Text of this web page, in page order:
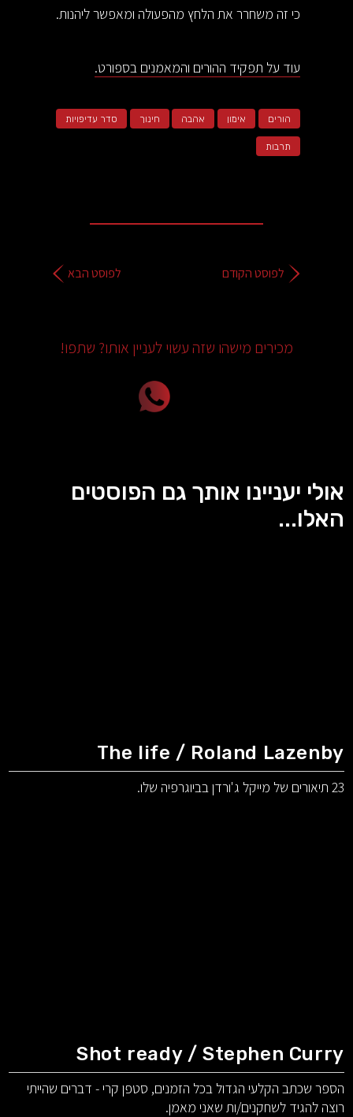
כי זה משחרר את הלחץ מהפעולה ומאפשר ליהנות.
עוד על תפקיד ההורים והמאמנים בספורט.
הורים אימון אהבה חינוך סדר עדיפויות
תרבות
לפוסט הקודם לפוסט הבא
מכירים מישהו שזה עשוי לעניין אותו? שתפו!
אולי יעניינו אותך גם הפוסטים
האלו...
The life / Roland Lazenby
23 תיאורים של מייקל ג'ורדן בביוגרפיה שלו.
Shot ready / Stephen Curry
הספר שכתב הקלעי הגדול בכל הזמנים, סטפן קרי - דברים שהייתי
רוצה להגיד לשחקנים/ות שאני מאמן.